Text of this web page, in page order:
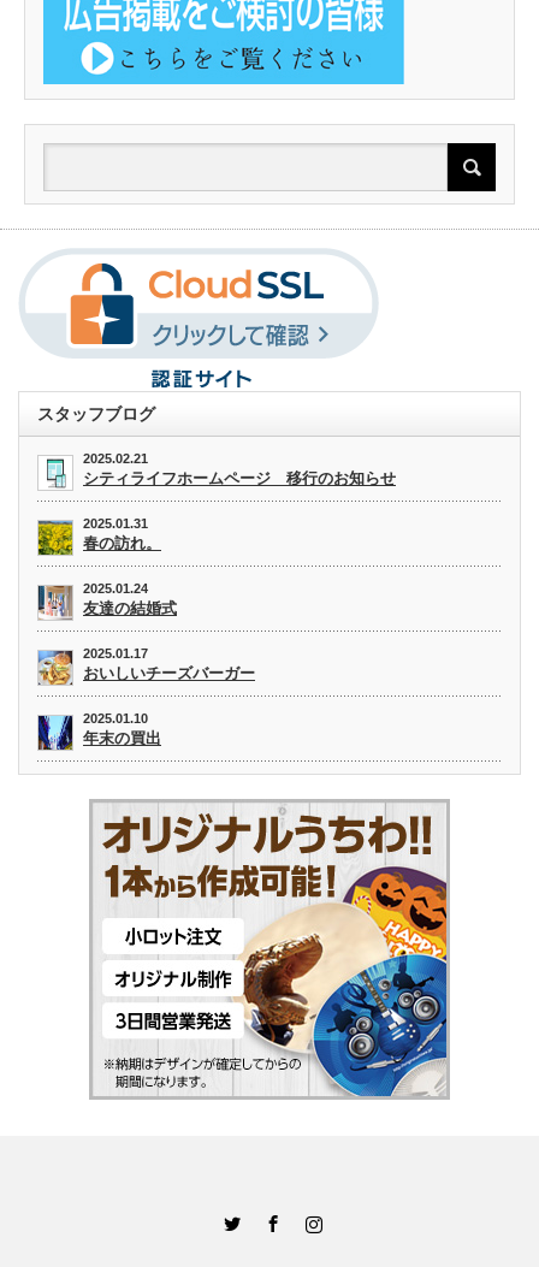
スタッフブログ
2025.02.21
シティライフホームページ 移行のお知らせ
2025.01.31
春の訪れ。
2025.01.24
友達の結婚式
2025.01.17
おいしいチーズバーガー
2025.01.10
年末の買出